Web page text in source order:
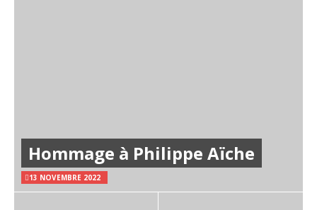
Hommage à Philippe Aïche
13 NOVEMBRE 2022